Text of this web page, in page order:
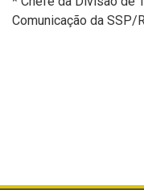
Comunicação da SSP/